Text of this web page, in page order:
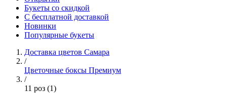
Букеты со скидкой
С бесплатной доставкой
Новинки
Популярные букеты
Доставка цветов Самара
/
Цветочные боксы Премиум
/
11 роз (1)